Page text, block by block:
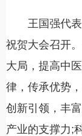
王国强代表
祝贺大会召开
大局，提高中
律，传承优势
创新引领，丰
产业的支撑力;